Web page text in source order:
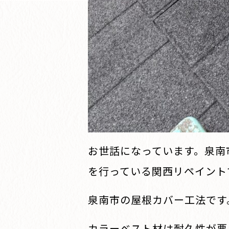
お世話になっています。泉
を行っている関西リペイン
泉南市の屋根カバー工法で